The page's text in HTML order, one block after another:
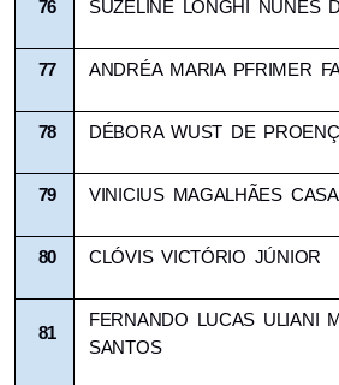
76 SUZELINE LONGHI NUNES
77 ANDRÉA MARIA PFRIMER
78 DÉBORA WUST DE
79 VINICIUS MAGALHÃES
80 CLÓVIS VICTÓRIO JÚNIOR
81
FERNANDO LUCAS ULIANI
SANTOS